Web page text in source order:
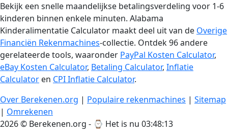
Bekijk een snelle maandelijkse betalingsverdeling voor 1-6
kinderen binnen enkele minuten. Alabama
Kinderalimentatie Calculator maakt deel uit van de Overige
Financiën Rekenmachines-collectie. Ontdek 96 andere
gerelateerde tools, waaronder PayPal Kosten Calculator,
eBay Kosten Calculator, Betaling Calculator, Inflatie
Calculator en CPI Inflatie Calculator.
Over Berekenen.org | Populaire rekenmachines | Sitemap
| Omrekenen
2026 © Berekenen.org - ⌚ Het is nu 03:48:13